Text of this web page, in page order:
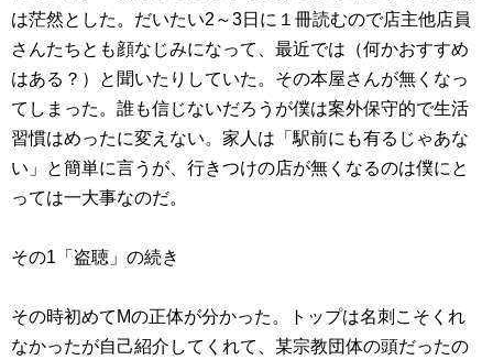
は茫然とした。だいたい2～3日に１冊読むので店主他店員
さんたちとも顔なじみになって、最近では（何かおすすめ
はある？）と聞いたりしていた。その本屋さんが無くなっ
てしまった。誰も信じないだろうが僕は案外保守的で生活
習慣はめったに変えない。家人は「駅前にも有るじゃあな
い」と簡単に言うが、行きつけの店が無くなるのは僕にと
っては一大事なのだ。
その1「盗聴」の続き
その時初めてMの正体が分かった。トップは名刺こそくれ
なかったが自己紹介してくれて、某宗教団体の頭だったの